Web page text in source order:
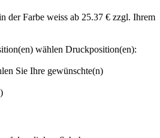
wählen Druckposition(en):
Sie Ihre gewünschte(n)